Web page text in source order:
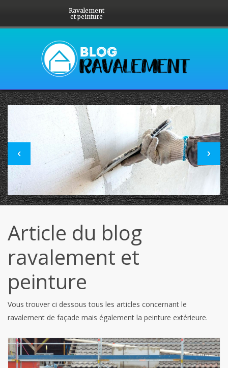
Ravalement
et peinture
Article du blog
ravalement et
peinture
Vous trouver ci dessous tous les articles concernant le
ravalement de façade mais également la peinture extérieure.